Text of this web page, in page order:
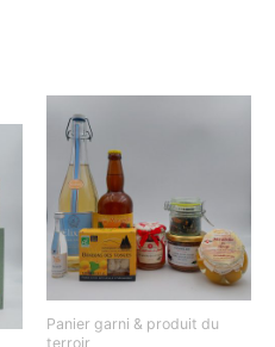
Panier garni & produit du
terroir